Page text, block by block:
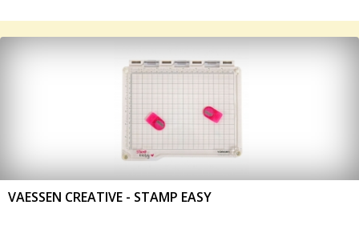
VAESSEN CREATIVE - STAMP EASY